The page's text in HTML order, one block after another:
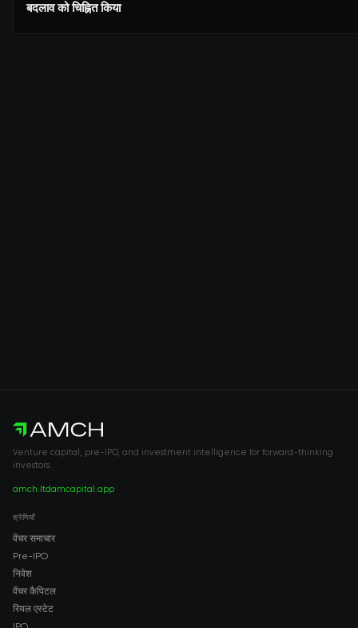
बदलाव को चिह्नित किया
Venture capital, pre-IPO, and investment intelligence for forward-thinking
investors.
amch.ltdamcapital.app
श्रेणियाँ
वेंचर समाचार
Pre-IPO
निवेश
वेंचर कैपिटल
रियल एस्टेट